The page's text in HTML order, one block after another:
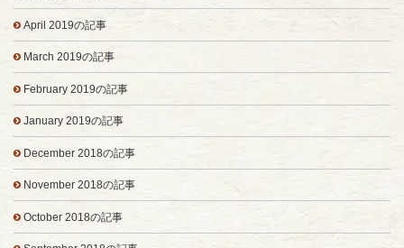
April 2019の記事
March 2019の記事
February 2019の記事
January 2019の記事
December 2018の記事
November 2018の記事
October 2018の記事